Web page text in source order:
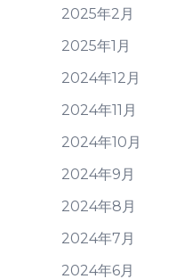
2025年2月
2025年1月
2024年12月
2024年11月
2024年10月
2024年9月
2024年8月
2024年7月
2024年6月